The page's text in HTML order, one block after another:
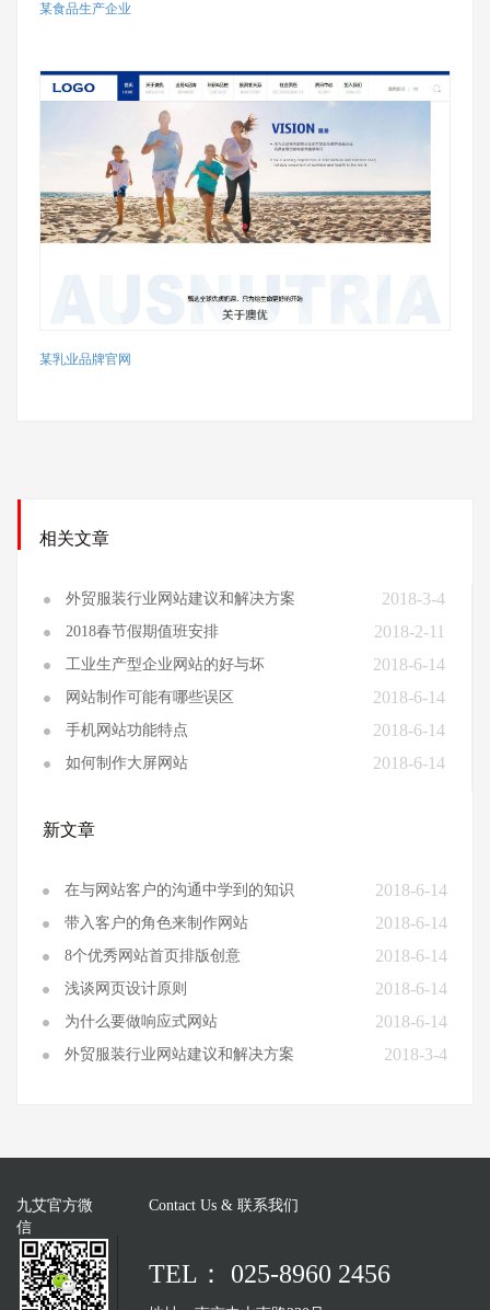
某食品生产企业
某乳业品牌官网
相关文章
外贸服装行业网站建议和解决方案 2018-3-4
2018春节假期值班安排 2018-2-11
工业生产型企业网站的好与坏 2018-6-14
网站制作可能有哪些误区 2018-6-14
手机网站功能特点 2018-6-14
如何制作大屏网站 2018-6-14
新文章
在与网站客户的沟通中学到的知识 2018-6-14
带入客户的角色来制作网站 2018-6-14
8个优秀网站首页排版创意 2018-6-14
浅谈网页设计原则 2018-6-14
为什么要做响应式网站 2018-6-14
外贸服装行业网站建议和解决方案 2018-3-4
九艾官方微
信
Contact Us & 联系我们
TEL： 025-8960 2456